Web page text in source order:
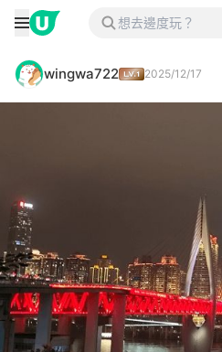
wingwa722 2025/12/17